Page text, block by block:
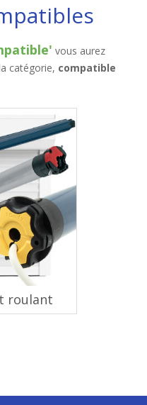
vous aurez
catégorie, compatible
roulant